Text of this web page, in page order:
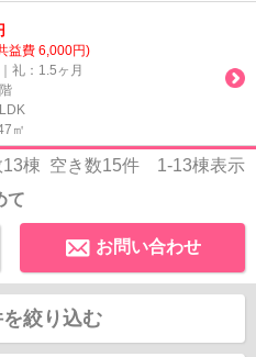
益費 6,000円)
礼：1.5ヶ月
㎡
13棟 空き数15件 1-13棟表示
て
お問い合わせ
絞り込む